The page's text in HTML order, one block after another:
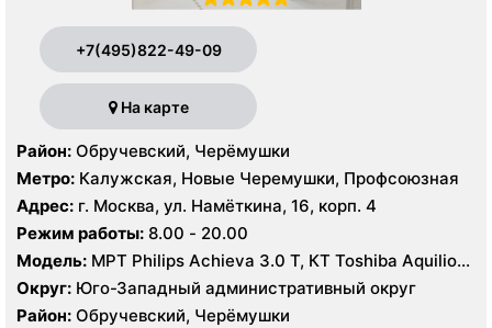
+7(495)822-49-09
На карте
Район: Обручевский, Черёмушки
Метро: Калужская, Новые Черемушки, Профсоюзная
Адрес: г. Москва, ул. Намёткина, 16, корп. 4
Режим работы: 8.00 - 20.00
Модель: МРТ Philips Achieva 3.0 T, КТ Toshiba Aquilion
Prime 160 срезов УЗИ GE Logiq-9, Philips iU22, Philips
HDI 5000
Округ: Юго-Западный административный округ
Район: Обручевский, Черёмушки